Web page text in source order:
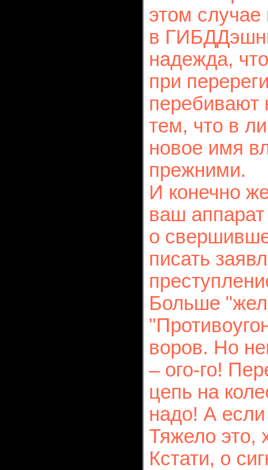
этом
в
надежда,
при
перебивают
тем, что в
новое имя
прежними.
И конечно
ваш
о
писать
Больше
воров. Но
– ого-го!
цепь на
надо! А
Тяжело это,
Кстати, о